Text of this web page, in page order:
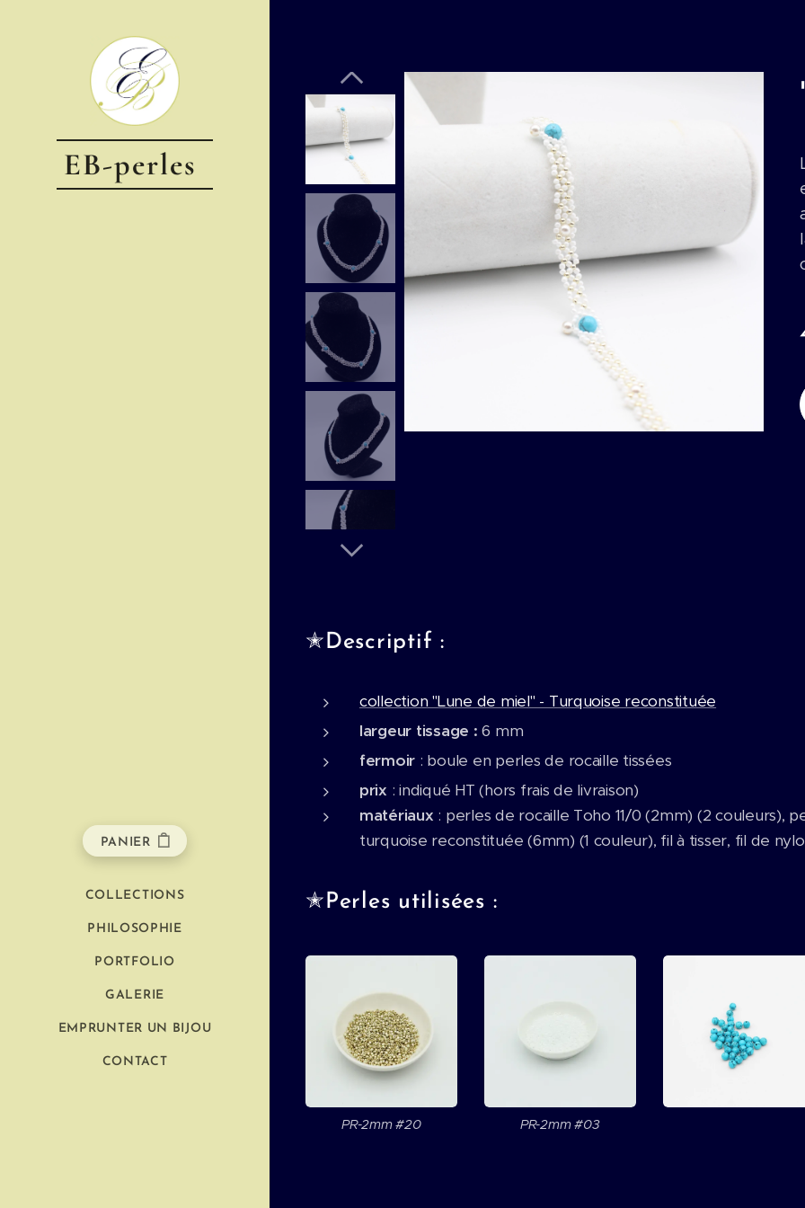
EB-perles
PANIER
COLLECTIONS
PHILOSOPHIE
PORTFOLIO
GALERIE
EMPRUNTER UN BIJOU
CONTACT
✭Descriptif :
collection "Lune de miel" - Turquoise reconstituée
largeur tissage : 6 mm
fermoir : boule en perles de rocaille tissées
prix : indiqué HT (hors frais de livraison)
matériaux : perles de rocaille Toho 11/0 (2mm) (2 couleurs),
turquoise reconstituée (6mm) (1 couleur), fil à tisser, fil de
✭Perles utilisées :
PR-2mm #20 PR-2mm #03